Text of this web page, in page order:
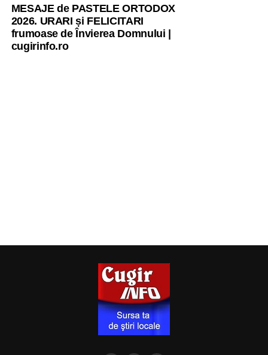
MESAJE de PASTELE ORTODOX
2026. URARI și FELICITARI
frumoase de Învierea Domnului |
cugirinfo.ro